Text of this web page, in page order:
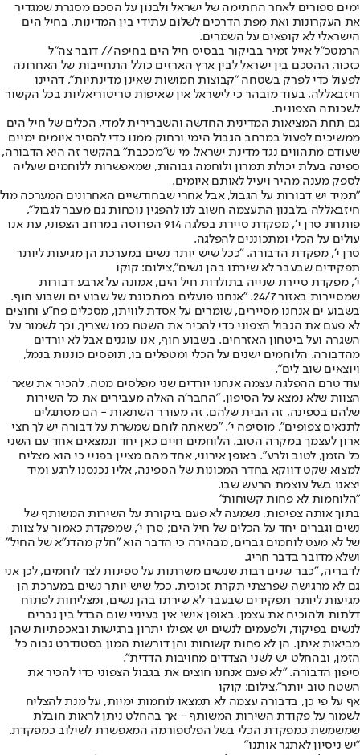
ימים ספורים לאחר החתימה של ישראל ולבנון על הסכם מסגרת שמגדיר
את העקרונות ואת מפת הדרכים לשלום עתידי בין המדינות, בחיל הים
הישראלי לא קופאים על השמרים.
הרמטכ"ל אייל זמיר בביקור בבסיס חיל הים בחיפה// דובר צה"ל
כזכור, ההסכם בין ישראל לבין ארץ הארזים כולל התחייבות של האחרונה
לפעול כדי לפרק בשטחה "קבוצות חמושות שאינן מדינתיות", דהיינו
חיזבאללה, בעוד מובהר כי לישראל אין שאיפות טריטוריאליות בכל הקשור
לשכנתה הצפונית.
גם תחת המציאות המדינית החדשה והשברירית למדי, הכלים של חיל הים
ממשיכים לפעול במרחב הגבול הימי ורחוק ממנו כדי להסיר איומים ימיים
שעודם מתהווים נגד מדינת ישראל. מי ש״מככבת״ בהקשר זה היא הדבורה,
ספינה בעלת יכולת תמרון ולוחמה גבוהות, שמאפשרות ללוחמים שעליה
לספק מענה מהיר ויעיל לאותם איומים.
״תמיד יש דבורות על הגבול, אבל אחרי שבחודשיים האחרונים המערכה מול
חיזבאללה בלבנון התעצמה חשוב לנו להפגין נוכחות גם מעבר לגבול״,
פותחת סרן י׳, מפקדת סיירת בפלגה 914 הפרוסה במרחב הצפוני, עת אנו
עולים על הכלי ומתכוננים להפלגה.
סרן י', מפקדת הדבורה. "ככל שיש יותר נשים במערכת הן מגיעות ליותר
תפקידים שבעבר לא שירתו בהן נשים",צילום: קוקו
י׳, מפקדת סיירת שנייה בתולדות חיל הים, אמונה על ארבע דבורות
שמסיירות באזור 24/7. ״אנחנו פועלים במתכונת של שבוע ים ושבוע חוף.
בשבוע ים אנחנו מסיירים, שומרים על אסדת לוויתן, מסכלים פח״ע וחוצים
לא פעם את הגבול הצפוני כדי להכיר את השטח כמו שצריך, וכך לשמור על
השגרה ועל ביטחון האזרחים. בשבוע חוף, אנו עוגנים אבל לא יורדים
מהדבורה. הלוחמים ישנים על הכלי ומטפלים בו, תופסים כוננות בנמל,
ויוצאים שוב לים״.
עוד טרם ההפלגה עצמה אנחנו יורדים שני מפלסים מטה, להכיר את שאר
הצוות שלא נמצא על הסיפון. ״החבר׳ה האלה מעבירים את כל השירות
שלהם בספינה, זה הבית שלהם. זה מעורר השתאות - הם מסתגלים
לתנאים צפופים", מוסיפה י׳. "כשאתה לוחם שמשרת על דבורה יש לך חצי
ארון לעצמך במקרה הטוב. הלוחמים חיים כאן יחד ונמצאים אחד עם השני
כל הזמן, לטוב ולרע״. באופן אירוני, אחד מהם מציין בפניי כי הוא מצליח
למצוא שקט דווקא בחדר המכונות של הספינה, אליו נכנסנו לרגע ומיד
יצאנו בשל עוצמת הרעש שבו.
"הלוחמות לא פחות קשוחות"
בתוך אותה צפיפות, נשמעה לא פעם ביקורת על השירות המשותף של
נשים וגברים יחד על הכלים של חיל הים; סרן י׳, שמפקדת כאמור על צוות
של לא מעט לוחמים גברים, מבהירה כי הדבר הוא ״חלק מהדנ״א של החיל״
ושלא מדובר בדבר חריג.
לדבריה, ״כבר שנים רבות שנשים משרתות על ספינות לצד לוחמים, לכן אני
גם לא מרגישה שפרצתי תקרת זכוכית. ככל שיש יותר נשים במערכת הן
מגיעות ליותר תפקידים שבעבר לא שירתו בהן נשים, ומצליחות לפתוח
דלתות ולהוכיח את עצמן. באופן אישי אין בעיניי שום הבדל בין גברים
לנשים בפיקוד, ולפעמים לנשים יש אפילו יתרון ברגישות ובאכפתיות שהן
מביאות איתן. הן לא פחות קשוחות והן דורשות המון בסטנדרט גבוה כל
הזמן, ובהחלט יש לשני הצדדים מחויבות הדדית״.
סיפון הדבורה. "לא פעם אנחנו חוצים את בגבול הצפוני כדי להכיר את
השטח טוב יותר",צילום: קוקו
אף על פי כן, בדבורה עצמה לא תמצאו לוחמות ימיות, על מנת להצליח
לשמור על פקודת השירות המשותף - אך בהחלט ניתן לראות חובלת
שמשמשת כמפקדת הכלי בשל הפלטפורמה המאפשרת לשילוב כמפקדת.
"יש ניסיון לאתגר אותנו"